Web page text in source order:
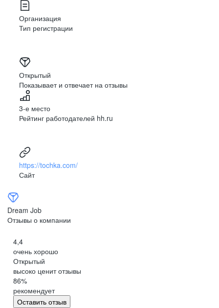
Организация
Тип регистрации
Открытый
Показывает и отвечает на отзывы
3-е место
Рейтинг работодателей hh.ru
https://tochka.com/
Сайт
Dream Job
Отзывы о компании
4,4
очень хорошо
Открытый
высоко ценит отзывы
86%
рекомендует
Оставить отзыв